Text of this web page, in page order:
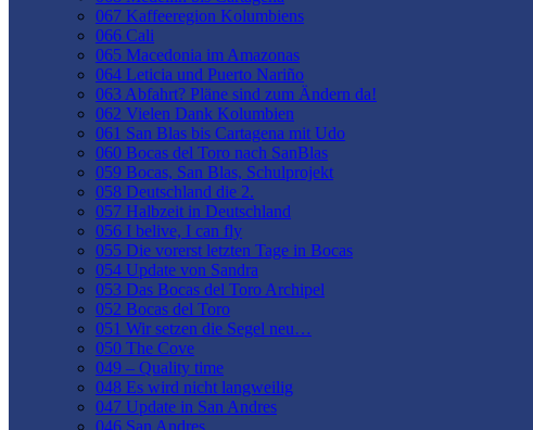
067 Kaffeeregion Kolumbiens
066 Cali
065 Macedonia im Amazonas
064 Leticia und Puerto Nariño
063 Abfahrt? Pläne sind zum Ändern da!
062 Vielen Dank Kolumbien
061 San Blas bis Cartagena mit Udo
060 Bocas del Toro nach SanBlas
059 Bocas, San Blas, Schulprojekt
058 Deutschland die 2.
057 Halbzeit in Deutschland
056 I belive, I can fly
055 Die vorerst letzten Tage in Bocas
054 Update von Sandra
053 Das Bocas del Toro Archipel
052 Bocas del Toro
051 Wir setzen die Segel neu…
050 The Cove
049 – Quality time
048 Es wird nicht langweilig
047 Update in San Andres
046 San Andres